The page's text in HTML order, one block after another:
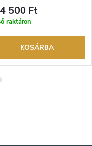
lehetőség. Hivatalos
500 Ft
raktáron
KOSÁRBA